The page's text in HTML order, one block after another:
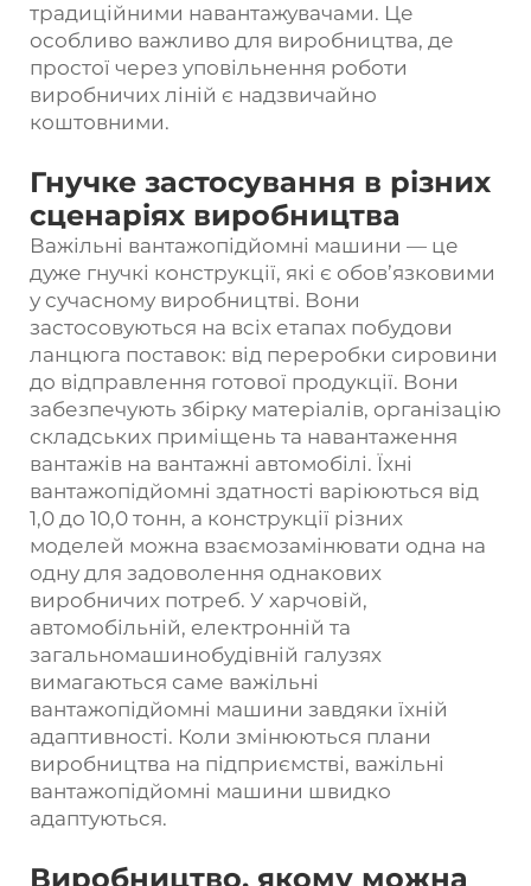
традиційними навантажувачами. Це
особливо важливо для виробництва, де
простої через уповільнення роботи
виробничих ліній є надзвичайно
коштовними.
Гнучке застосування в різних
сценаріях виробництва
Важільні вантажопідйомні машини — це
дуже гнучкі конструкції, які є обов’язковими
у сучасному виробництві. Вони
застосовуються на всіх етапах побудови
ланцюга поставок: від переробки сировини
до відправлення готової продукції. Вони
забезпечують збірку матеріалів, організацію
складських приміщень та навантаження
вантажів на вантажні автомобілі. Їхні
вантажопідйомні здатності варіюються від
1,0 до 10,0 тонн, а конструкції різних
моделей можна взаємозамінювати одна на
одну для задоволення однакових
виробничих потреб. У харчовій,
автомобільній, електронній та
загальномашинобудівній галузях
вимагаються саме важільні
вантажопідйомні машини завдяки їхній
адаптивності. Коли змінюються плани
виробництва на підприємстві, важільні
вантажопідйомні машини швидко
адаптуються.
Виробництво, якому можна